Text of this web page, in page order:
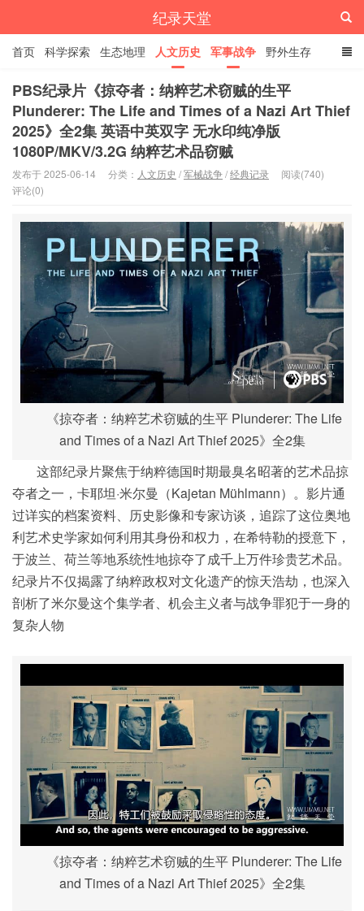
纪录天堂
首页 科学探索 生态地理 人文历史 军事战争 野外生存
经典纪录 4K纪录片 精品资源
PBS纪录片《掠夺者：纳粹艺术窃贼的生平
Plunderer: The Life and Times of a Nazi Art Thief
2025》全2集 英语中英双字 无水印纯净版
1080P/MKV/3.2G 纳粹艺术品窃贼
发布于 2025-06-14 分类： 人文历史 /军械战争/经典记录
阅读(740)
评论(0)
《掠夺者：纳粹艺术窃贼的生平 Plunderer: The Life
and Times of a Nazi Art Thief 2025》全2集
这部纪录片聚焦于纳粹德国时期最臭名昭著的艺术品掠
夺者之一，卡耶坦·米尔曼（Kajetan Mühlmann）。影片通
过详实的档案资料、历史影像和专家访谈，追踪了这位奥地
利艺术史学家如何利用其身份和权力，在希特勒的授意下，
于波兰、荷兰等地系统性地掠夺了成千上万件珍贵艺术品。
纪录片不仅揭露了纳粹政权对文化遗产的惊天浩劫，也深入
剖析了米尔曼这个集学者、机会主义者与战争罪犯于一身的
复杂人物
《掠夺者：纳粹艺术窃贼的生平 Plunderer: The Life
and Times of a Nazi Art Thief 2025》全2集